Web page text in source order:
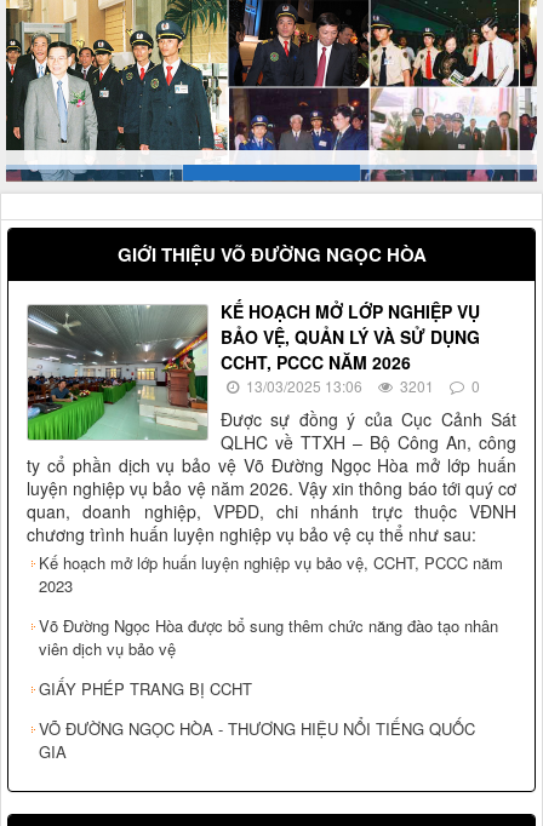
GIỚI THIỆU VÕ ĐƯỜNG NGỌC HÒA
KẾ HOẠCH MỞ LỚP NGHIỆP VỤ
BẢO VỆ, QUẢN LÝ VÀ SỬ DỤNG
CCHT, PCCC NĂM 2026
13/03/2025 13:06 3201 0
Được sự đồng ý của Cục Cảnh Sát
QLHC về TTXH – Bộ Công An, công
ty cổ phần dịch vụ bảo vệ Võ Đường Ngọc Hòa mở lớp huấn
luyện nghiệp vụ bảo vệ năm 2026. Vậy xin thông báo tới quý cơ
quan, doanh nghiệp, VPĐD, chi nhánh trực thuộc VĐNH
chương trình huấn luyện nghiệp vụ bảo vệ cụ thể như sau:
Kế hoạch mở lớp huấn luyện nghiệp vụ bảo vệ, CCHT, PCCC năm
2023
Võ Đường Ngọc Hòa được bổ sung thêm chức năng đào tạo nhân
viên dịch vụ bảo vệ
GIẤY PHÉP TRANG BỊ CCHT
VÕ ĐƯỜNG NGỌC HÒA - THƯƠNG HIỆU NỔI TIẾNG QUỐC
GIA